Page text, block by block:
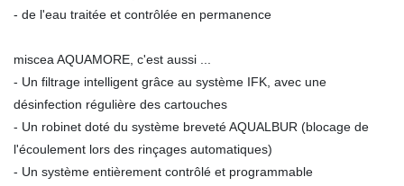
- de l'eau traitée et contrôlée en permanence
miscea AQUAMORE, c'est aussi ...
- Un filtrage intelligent grâce au système IFK, avec une
désinfection régulière des cartouches
- Un robinet doté du système breveté AQUALBUR (blocage de
l'écoulement lors des rinçages automatiques)
- Un système entièrement contrôlé et programmable